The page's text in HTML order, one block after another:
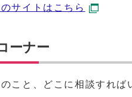
サイトはこちら
ーナー
こと、どこに相談すれば